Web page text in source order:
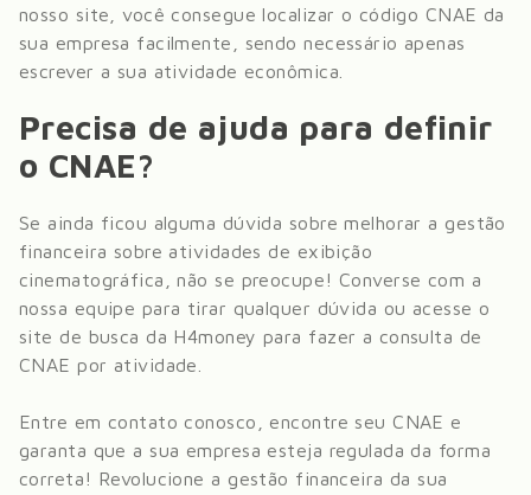
nosso site, você consegue localizar o código CNAE da
sua empresa facilmente, sendo necessário apenas
escrever a sua atividade econômica.
Precisa de ajuda para definir
o CNAE?
Se ainda ficou alguma dúvida sobre melhorar a gestão
financeira sobre atividades de exibição
cinematográfica , não se preocupe! Converse com a
nossa equipe para tirar qualquer dúvida ou acesse o
site de busca da H4money para fazer a consulta de
CNAE por atividade.
Entre em contato conosco, encontre seu CNAE e
garanta que a sua empresa esteja regulada da forma
correta! Revolucione a gestão financeira da sua